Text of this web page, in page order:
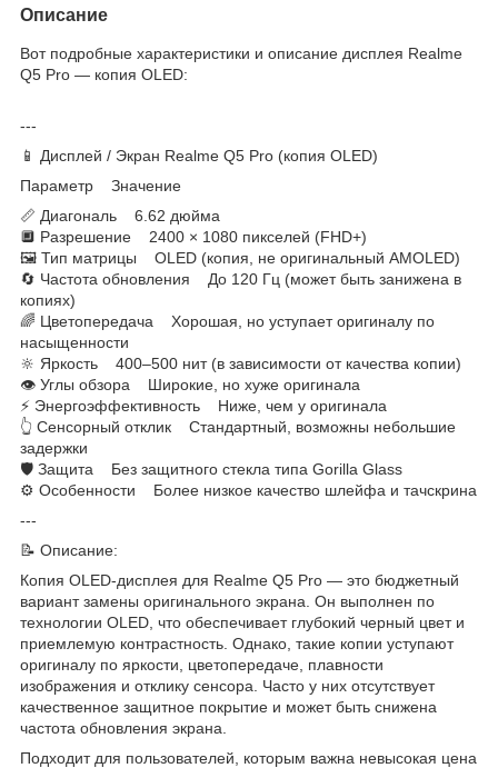
Описание
Вот подробные характеристики и описание дисплея Realme
Q5 Pro — копия OLED:
---
📱 Дисплей / Экран Realme Q5 Pro (копия OLED)
Параметр Значение
📏 Диагональ 6.62 дюйма
🔲 Разрешение 2400 × 1080 пикселей (FHD+)
🖼 Тип матрицы OLED (копия, не оригинальный AMOLED)
🔄 Частота обновления До 120 Гц (может быть занижена в
копиях)
🌈 Цветопередача Хорошая, но уступает оригиналу по
насыщенности
🔆 Яркость 400–500 нит (в зависимости от качества копии)
👁 Углы обзора Широкие, но хуже оригинала
⚡ Энергоэффективность Ниже, чем у оригинала
👆 Сенсорный отклик Стандартный, возможны небольшие
задержки
🛡 Защита Без защитного стекла типа Gorilla Glass
⚙ Особенности Более низкое качество шлейфа и тачскрина
---
📝 Описание:
Копия OLED-дисплея для Realme Q5 Pro — это бюджетный
вариант замены оригинального экрана. Он выполнен по
технологии OLED, что обеспечивает глубокий черный цвет и
приемлемую контрастность. Однако, такие копии уступают
оригиналу по яркости, цветопередаче, плавности
изображения и отклику сенсора. Часто у них отсутствует
качественное защитное покрытие и может быть снижена
частота обновления экрана.
Подходит для пользователей, которым важна невысокая цена